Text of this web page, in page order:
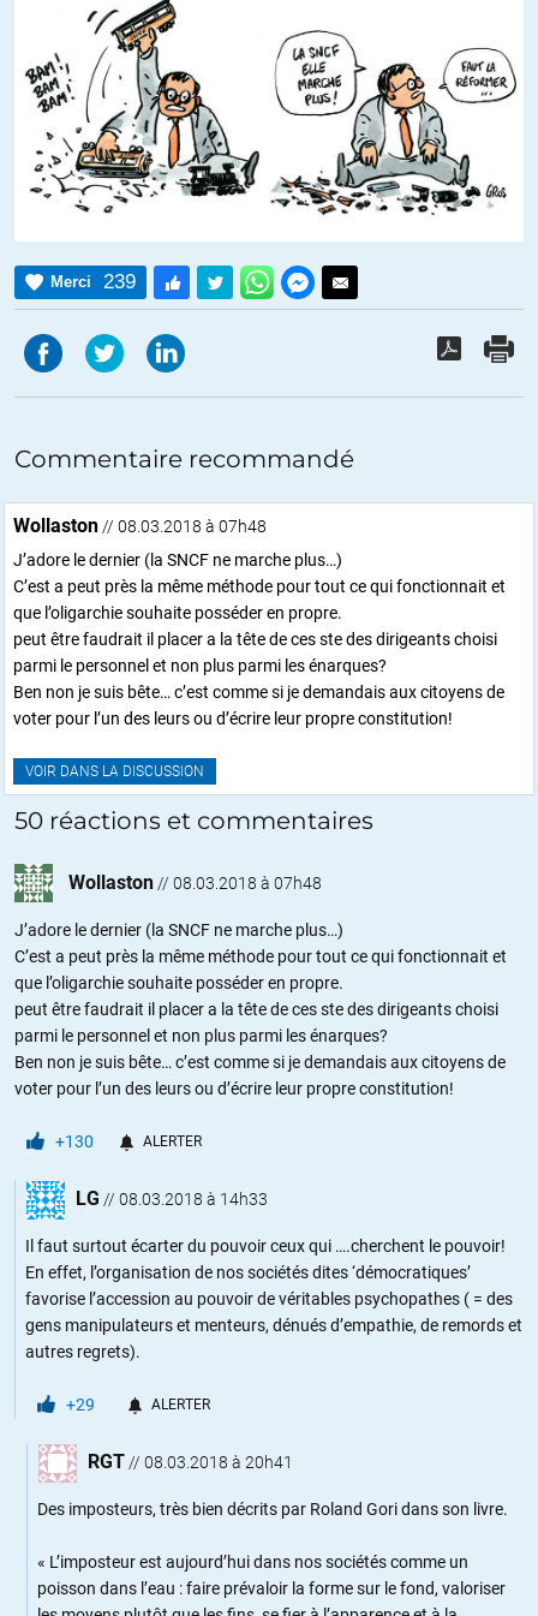
Merci 239
Commentaire recommandé
Wollaston // 08.03.2018 à 07h48
J’adore le dernier (la SNCF ne marche plus…)
C’est a peut près la même méthode pour tout ce qui fonctionnait et
que l’oligarchie souhaite posséder en propre.
peut être faudrait il placer a la tête de ces ste des dirigeants choisi
parmi le personnel et non plus parmi les énarques?
Ben non je suis bête… c’est comme si je demandais aux citoyens de
voter pour l’un des leurs ou d’écrire leur propre constitution!
VOIR DANS LA DISCUSSION
50 réactions et commentaires
Wollaston // 08.03.2018 à 07h48
J’adore le dernier (la SNCF ne marche plus…)
C’est a peut près la même méthode pour tout ce qui fonctionnait et
que l’oligarchie souhaite posséder en propre.
peut être faudrait il placer a la tête de ces ste des dirigeants choisi
parmi le personnel et non plus parmi les énarques?
Ben non je suis bête… c’est comme si je demandais aux citoyens de
voter pour l’un des leurs ou d’écrire leur propre constitution!
+130 ALERTER
LG // 08.03.2018 à 14h33
Il faut surtout écarter du pouvoir ceux qui ….cherchent le pouvoir!
En effet, l’organisation de nos sociétés dites ‘démocratiques’
favorise l’accession au pouvoir de véritables psychopathes ( = des
gens manipulateurs et menteurs, dénués d’empathie, de remords et
autres regrets).
+29 ALERTER
RGT // 08.03.2018 à 20h41
Des imposteurs, très bien décrits par Roland Gori dans son livre.
« L’imposteur est aujourd’hui dans nos sociétés comme un
poisson dans l’eau : faire prévaloir la forme sur le fond, valoriser